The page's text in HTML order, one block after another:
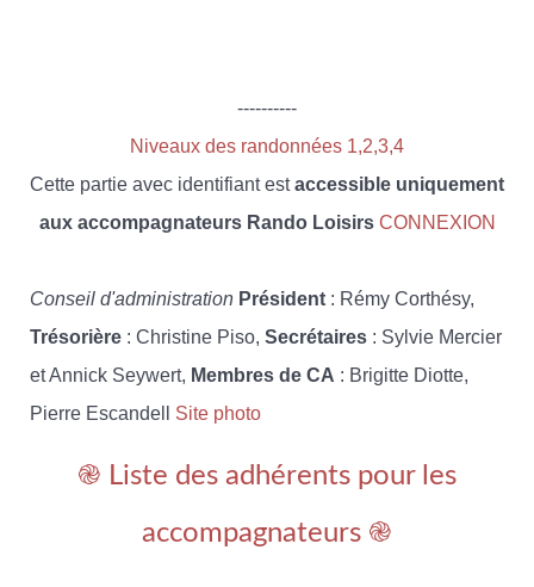
----------
Niveaux des randonnées 1,2,3,4
Cette partie avec identifiant estaccessible uniquement
aux accompagnateurs Rando Loisirs CONNEXION
Conseil d'administration Président : Rémy Corthésy,
Trésorière : Christine Piso, Secrétaires : Sylvie Mercier
et Annick Seywert, Membres de CA : Brigitte Diotte,
Pierre Escandell Site photo
֎ Liste des adhérents pour les
accompagnateurs ֎